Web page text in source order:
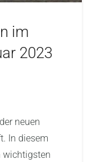
im
2023
neuen
In diesem
wichtigsten